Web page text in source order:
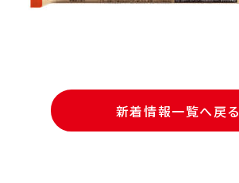
新着情報一覧へ戻る